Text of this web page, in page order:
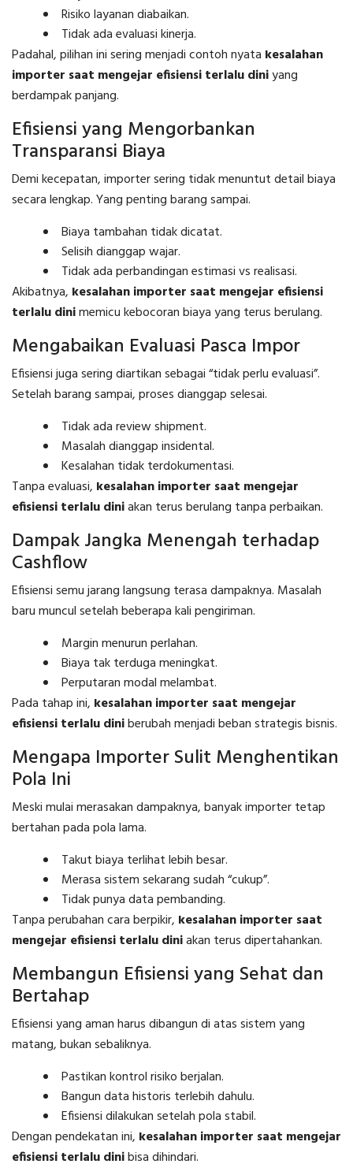
Risiko layanan diabaikan.
Tidak ada evaluasi kinerja.
Padahal, pilihan ini sering menjadi contoh nyata kesalahan
importer saat mengejar efisiensi terlalu diniyang
berdampak panjang.
Efisiensi yang Mengorbankan
Transparansi Biaya
Demi kecepatan, importer sering tidak menuntut detail biaya
secara lengkap. Yang penting barang sampai.
Biaya tambahan tidak dicatat.
Selisih dianggap wajar.
Tidak ada perbandingan estimasi vs realisasi.
Akibatnya, kesalahan importer saat mengejar efisiensi
terlalu dinimemicu kebocoran biaya yang terus berulang.
Mengabaikan Evaluasi Pasca Impor
Efisiensi juga sering diartikan sebagai “tidak perlu evaluasi”.
Setelah barang sampai, proses dianggap selesai.
Tidak ada review shipment.
Masalah dianggap insidental.
Kesalahan tidak terdokumentasi.
Tanpa evaluasi, kesalahan importer saat mengejar
efisiensi terlalu diniakan terus berulang tanpa perbaikan.
Dampak Jangka Menengah terhadap
Cashflow
Efisiensi semu jarang langsung terasa dampaknya. Masalah
baru muncul setelah beberapa kali pengiriman.
Margin menurun perlahan.
Biaya tak terduga meningkat.
Perputaran modal melambat.
Pada tahap ini, kesalahan importer saat mengejar
efisiensi terlalu diniberubah menjadi beban strategis bisnis.
Mengapa Importer Sulit Menghentikan
Pola Ini
Meski mulai merasakan dampaknya, banyak importer tetap
bertahan pada pola lama.
Takut biaya terlihat lebih besar.
Merasa sistem sekarang sudah “cukup”.
Tidak punya data pembanding.
Tanpa perubahan cara berpikir, kesalahan importer saat
mengejar efisiensi terlalu diniakan terus dipertahankan.
Membangun Efisiensi yang Sehat dan
Bertahap
Efisiensi yang aman harus dibangun di atas sistem yang
matang, bukan sebaliknya.
Pastikan kontrol risiko berjalan.
Bangun data historis terlebih dahulu.
Efisiensi dilakukan setelah pola stabil.
Dengan pendekatan ini, kesalahan importer saat mengejar
efisiensi terlalu dinibisa dihindari.